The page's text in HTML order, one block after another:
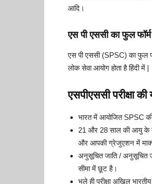
आदि।
एस पी एससी का फुल
एस पी एससी (SPSC) का फुल
लोक सेवा आयोग होता है हिंदी में |
एसपीएससी परीक्षा
भारत में आयोजित SPSC
21 और 28 साल की आयु के
और आपकी ग्रेजुएशन में
अनुसूचित जाति / अनुसूचित
सीमा में छूट है।
भले ही परीक्षा अखिल